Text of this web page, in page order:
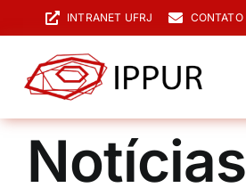
para
conteúdo
INTRANET UFRJ CONTATO
O IPPUR
Graduação
Notícias